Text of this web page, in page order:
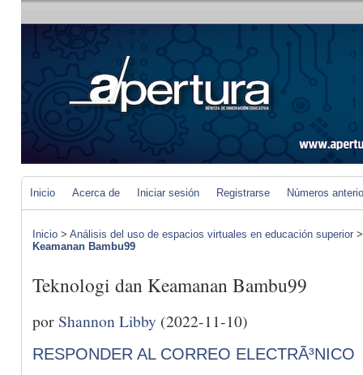
Inicio Acerca de Iniciar sesión Registrarse Números
Inicio > Análisis del uso de espacios virtuales en educación superior
Keamanan Bambu99
Teknologi dan Keamanan Bambu99
porShannon Libby (2022-11-10)
RESPONDER AL CORREO ELECTRÃ³NICO